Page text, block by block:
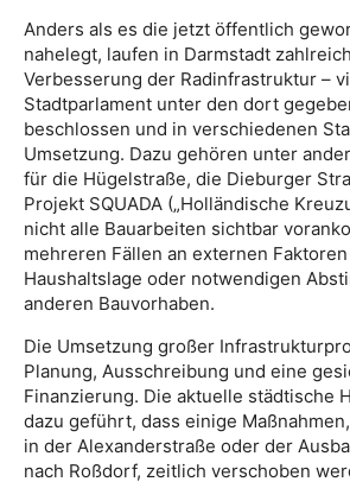
Anders als es die jetzt öffentlich
nahelegt, laufen in Darmstadt
Verbesserung der Radinfrastruktur –
Stadtparlament unter den dort
beschlossen und in verschiedenen
Umsetzung. Dazu gehören unter
für die Hügelstraße, die Dieburger
Projekt SQUADA („Holländische
nicht alle Bauarbeiten sichtbar
mehreren Fällen an externen
Haushaltslage oder notwendigen
anderen Bauvorhaben.
Die Umsetzung großer
Planung, Ausschreibung und eine
Finanzierung. Die aktuelle städtische
dazu geführt, dass einige
in der Alexanderstraße oder der
nach Roßdorf, zeitlich verschoben